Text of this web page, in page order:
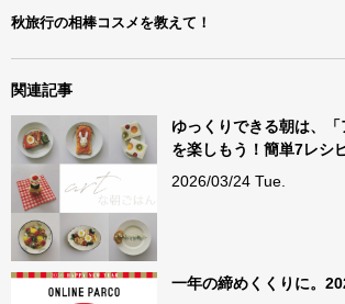
秋旅行の相棒コスメを教えて！
関連記事
ゆっくりできる朝は、「
を楽しもう！簡単7レシ
2026/03/24 Tue.
一年の締めくくりに。